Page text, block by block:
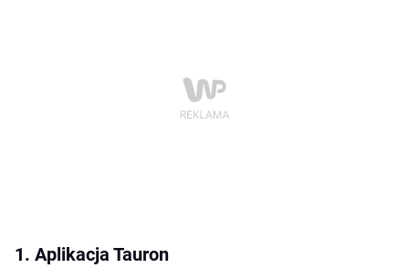
1. Aplikacja Tauron